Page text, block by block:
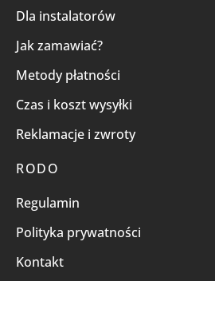
Dla instalatorów
Jak zamawiać?
Metody płatności
Czas i koszt wysyłki
Reklamacje i zwroty
RODO
Regulamin
Polityka prywatności
Kontakt